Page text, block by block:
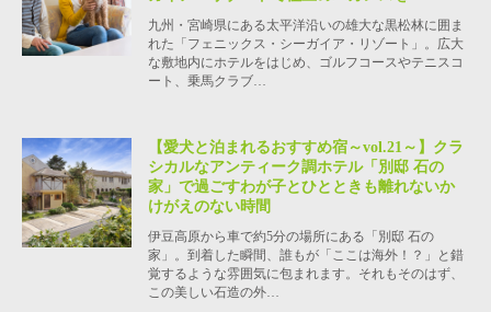
九州・宮崎県にある太平洋沿いの雄大な黒松林に囲ま
れた「フェニックス・シーガイア・リゾート」。広大
な敷地内にホテルをはじめ、ゴルフコースやテニスコ
ート、乗馬クラブ…
【愛犬と泊まれるおすすめ宿～vol.21～】クラ
シカルなアンティーク調ホテル「別邸 石の
家」で過ごすわが子とひとときも離れないか
けがえのない時間
伊豆高原から車で約5分の場所にある「別邸 石の
家」。到着した瞬間、誰もが「ここは海外！？」と錯
覚するような雰囲気に包まれます。それもそのはず、
この美しい石造の外…